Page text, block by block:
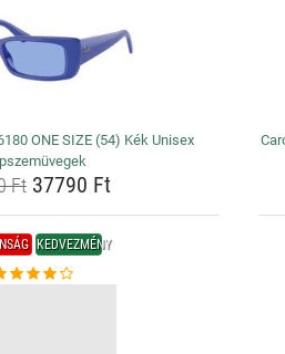
ONE SIZE (54) Kék Unisex
Ft37790 Ft
KEDVEZMÉNY